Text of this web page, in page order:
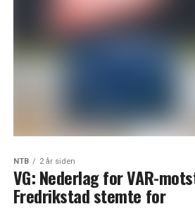
NTB 2 år siden
VG: Nederlag for VAR-
Fredrikstad stemte for